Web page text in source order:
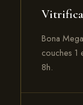
Bona
couches 1
8h.